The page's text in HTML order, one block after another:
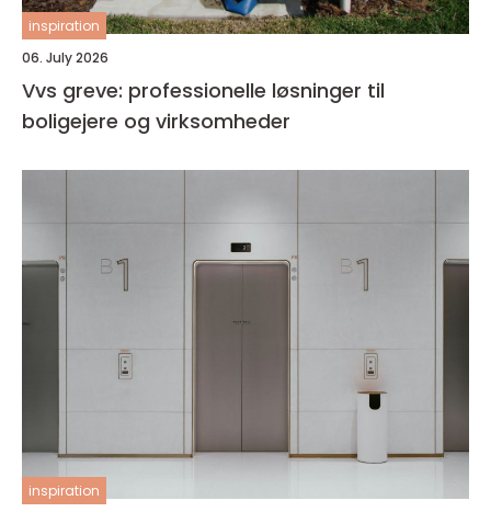
inspiration
06. July 2026
Vvs greve: professionelle løsninger til
boligejere og virksomheder
inspiration